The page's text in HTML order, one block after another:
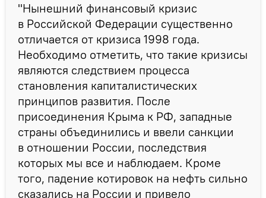
"Нынешний финансовый кризис
в Российской Федерации существенно
отличается от кризиса 1998 года.
Необходимо отметить, что такие кризисы
являются следствием процесса
становления капиталистических
принципов развития. После
присоединения Крыма к РФ, западные
страны объединились и ввели санкции
в отношении России, последствия
которых мы все и наблюдаем. Кроме
того, падение котировок на нефть сильно
сказались на России и привело